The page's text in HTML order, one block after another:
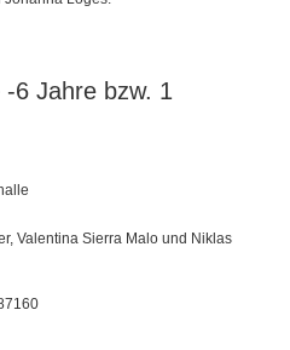
6 Jahre bzw. 1
Valentina Sierra Malo und Niklas